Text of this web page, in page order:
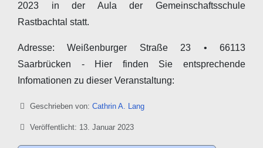
2023 in der Aula der Gemeinschaftsschule
Rastbachtal statt.
Adresse: Weißenburger Straße 23 • 66113
Saarbrücken - Hier finden Sie entsprechende
Infomationen zu dieser Veranstaltung:
DetailsGeschrieben von: Cathrin A. Lang
Veröffentlicht: 13. Januar 2023